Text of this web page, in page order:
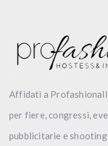
Affidati a
per fiere, congressi,
pubblicitarie e